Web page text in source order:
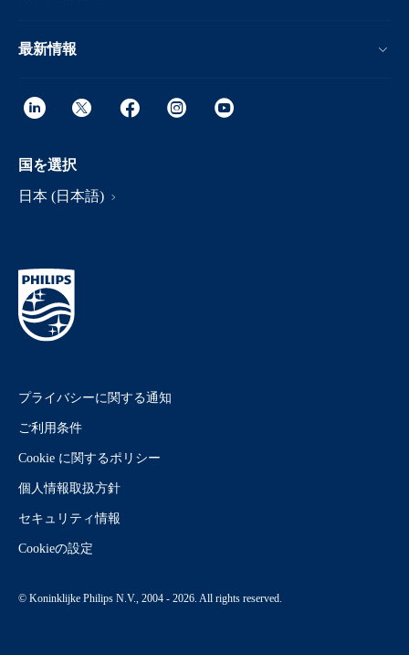
最新情報
国を選択
日本 (日本語)
プライバシーに関する通知
ご利用条件
Cookie に関するポリシー
個人情報取扱方針
セキュリティ情報
Cookieの設定
© Koninklijke Philips N.V., 2004 - 2026. All rights reserved.